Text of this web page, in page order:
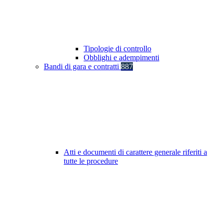
Tipologie di controllo
Obblighi e adempimenti
Bandi di gara e contratti 887
Atti e documenti di carattere generale riferiti a
tutte le procedure